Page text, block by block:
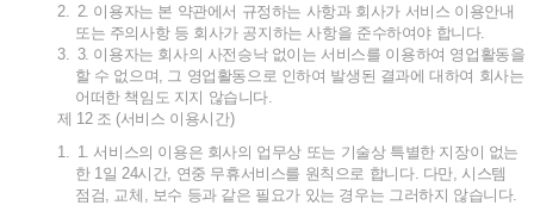
2. 2. 이용자는 본 약관에서 규정하는 사항과 회사가 서비스 이용안내
또는 주의사항 등 회사가 공지하는 사항을 준수하여야 합니다.
3. 3. 이용자는 회사의 사전승낙 없이는 서비스를 이용하여 영업활동을
할 수 없으며, 그 영업활동으로 인하여 발생된 결과에 대하여 회사는
어떠한 책임도 지지 않습니다.
제 12 조 (서비스 이용시간)
1. 1. 서비스의 이용은 회사의 업무상 또는 기술상 특별한 지장이 없는
한1일 24시간, 연중 무휴서비스를 원칙으로 합니다. 다만, 시스템
점검, 교체 , 보수 등과 같은 필요가 있는 경우는 그러하지 않습니다.